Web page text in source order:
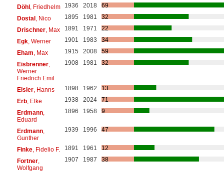
Döhl, Friedhelm 1936 2018
69
Dostal, Nico 1895 1981
32
Drischner, Max 1891 1971
22
Egk, Werner 1901 1983
34
Eham , Max 1915 2008
59
Eisbrenner,
Werner
Friedrich Emil
1908 1981 32
Eisler, Hanns 1898 1962
13
Erb, Elke 1938 2024
71
Erdmann,
Eduard
1896 1958 9
Erdmann,
Gunther
1939 1996 47
Finke, Fidelio F. 1891 1961
12
Fortner,
Wolfgang
1907 1987 38